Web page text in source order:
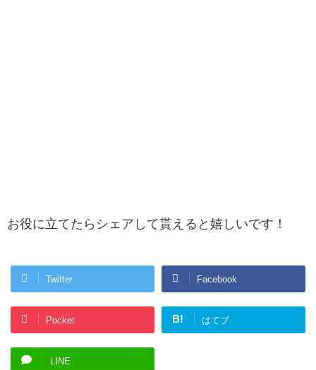
お役に立てたらシェアして貰えると嬉しいです！
Twitter Facebook
Pocket B! はてブ
LINE